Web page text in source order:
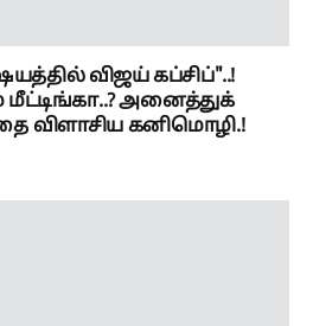
விஜய் கப்சிப்"..!
மீட்டிங்கா..? அனைத்துக்
விளாசிய கனிமொழி.!